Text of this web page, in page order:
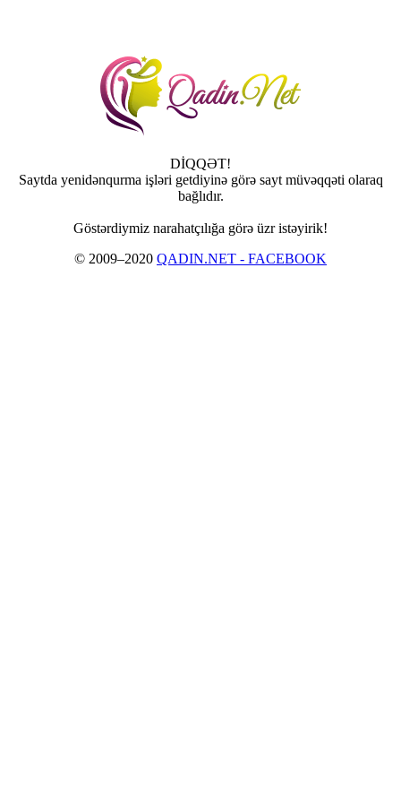
DİQQƏT!
Saytda yenidənqurma işləri getdiyinə görə sayt müvəqqəti olaraq
bağlıdır.
Göstərdiymiz narahatçılığa görə üzr istəyirik!
© 2009–2020 QADIN.NET - FACEBOOK